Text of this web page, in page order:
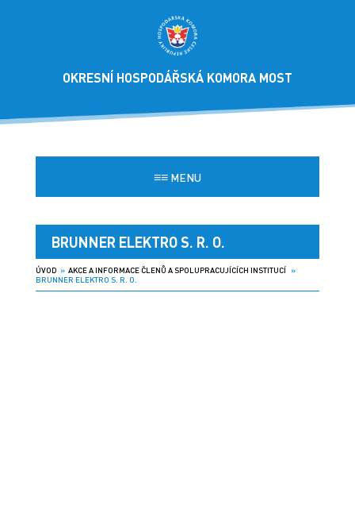
OKRESNÍ HOSPODÁŘSKÁ KOMORA MOST
≡≡MENU
BRUNNER ELEKTRO S. R. O. ‌ ‌ ‌ ‌ ‌ ‌ ‌ ‌ ‌ ‌ ‌ ‌ ‌ ‌ ‌ ‌ ‌ ‌
ÚVOD » AKCE A INFORMACE ČLENŮ A SPOLUPRACUJÍCÍCH INSTITUCÍ»
BRUNNER ELEKTRO S. R. O. ‌ ‌ ‌ ‌ ‌ ‌ ‌ ‌ ‌ ‌ ‌ ‌ ‌ ‌ ‌ ‌ ‌ ‌